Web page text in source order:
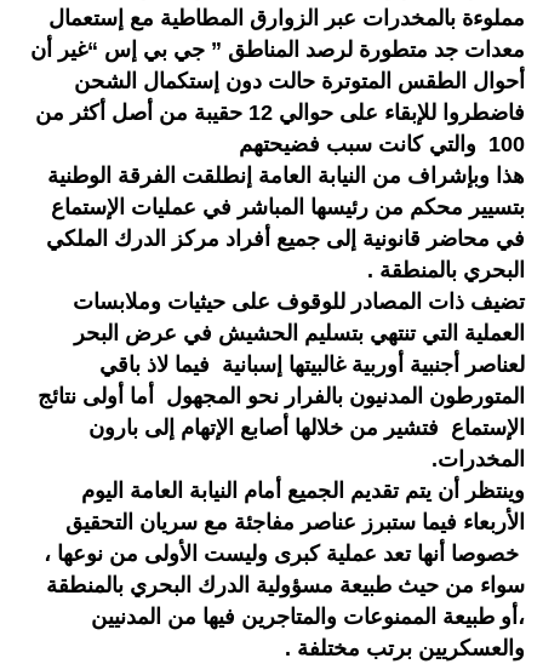
مملوءة بالمخدرات عبر الزوارق المطاطية مع إستعمال
معدات جد متطورة لرصد المناطق ” جي بي إس “غير أن
أحوال الطقس المتوترة حالت دون إستكمال الشحن
فاضطروا للإبقاء على حوالي 12 حقيبة من أصل أكثر من
100 والتي كانت سبب فضيحتهم
هذا وبإشراف من النيابة العامة إنطلقت الفرقة الوطنية
بتسيير محكم من رئيسها المباشر في عمليات الإستماع
في محاضر قانونية إلى جميع أفراد مركز الدرك الملكي
البحري بالمنطقة .
تضيف ذات المصادر للوقوف على حيثيات وملابسات
العملية التي تنتهي بتسليم الحشيش في عرض البحر
لعناصر أجنبية أوربية غالبيتها إسبانية فيما لاذ باقي
المتورطون المدنيون بالفرار نحو المجهول أما أولى نتائج
الإستماع فتشير من خلالها أصابع الإتهام إلى بارون
المخدرات.
وينتظر أن يتم تقديم الجميع أمام النيابة العامة اليوم
الأربعاء فيما ستبرز عناصر مفاجئة مع سريان التحقيق
خصوصا أنها تعد عملية كبرى وليست الأولى من نوعها ،
سواء من حيث طبيعة مسؤولية الدرك البحري بالمنطقة
،أو طبيعة الممنوعات والمتاجرين فيها من المدنيين
والعسكريين برتب مختلفة .